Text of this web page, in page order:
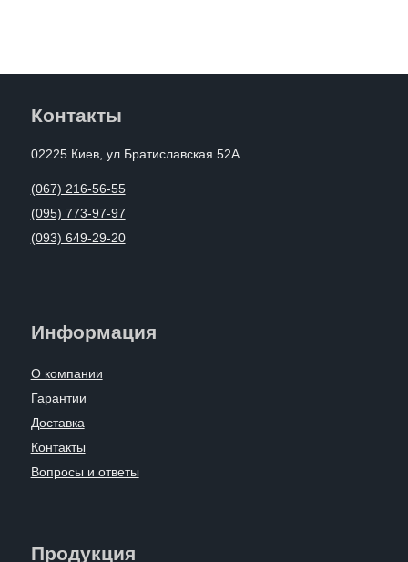
Контакты
02225 Киев, ул.Братиславская 52А
(067) 216-56-55
(095) 773-97-97
(093) 649-29-20
Информация
О компании
Гарантии
Доставка
Контакты
Вопросы и ответы
Продукция